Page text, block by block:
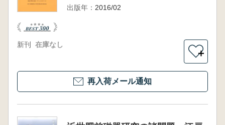
出版年： 2016/02
新刊 在庫なし
＋
再入荷メール通知